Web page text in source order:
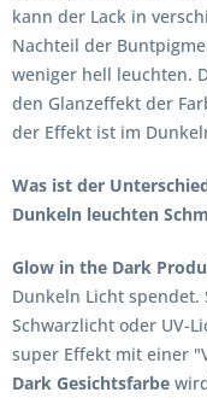
kann der Lack in
Nachteil der
weniger hell leuchten.
den Glanzeffekt der
der Effekt ist im
Was ist der
Dunkeln leuchten
Glow in the Dark
Dunkeln Licht spendet.
Schwarzlicht oder UV-
super Effekt mit einer
Dark Gesichtsfarbe